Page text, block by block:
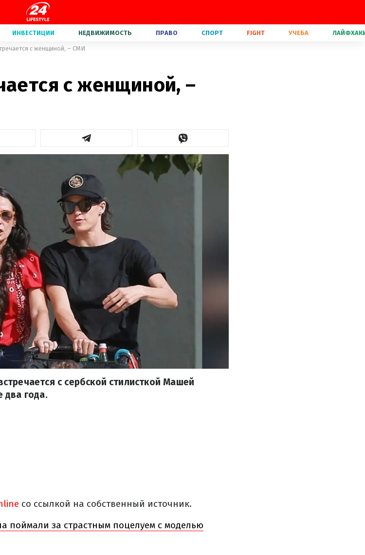
ИНВЕСТИЦИИ НЕДВИЖИМОСТЬ ПРАВО СПОРТ FIGHT УЧЕБА
с женщиной, – СМИ
с женщиной, –
с сербской стилисткой Машей
два года.
со ссылкой на собственный источник.
поймали за страстным поцелуем с моделью